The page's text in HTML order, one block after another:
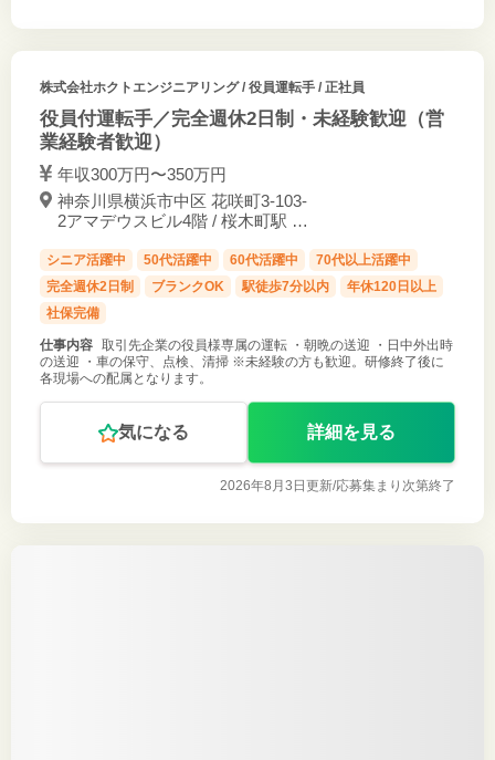
株式会社ホクトエンジニアリング/ 役員運転手 / 正社員
役員付運転手／完全週休2日制・未経験歓迎（営
業経験者歓迎）
年収300万円〜350万円
神奈川県横浜市中区 花咲町3-103-
2アマデウスビル4階 / 桜木町駅 徒
シニア活躍中 50代活躍中 60代活躍中
70代以上活躍中
完全週休2日制
ブランクOK 駅徒歩7分以内
年休120日以上
社保完備
仕事内容 取引先企業の役員様専属の運転 ・朝晩の送迎 ・日中外出時
の送迎 ・車の保守、点検、清掃 ※未経験の方も歓迎。研修終了後に
各現場への配属となります。
気になる 詳細を見る
2026年8月3日更新/応募集まり次第終了